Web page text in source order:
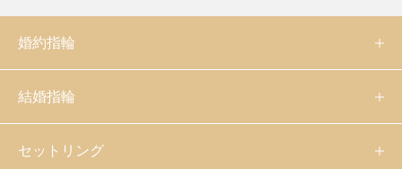
婚約指輪
結婚指輪
セットリング